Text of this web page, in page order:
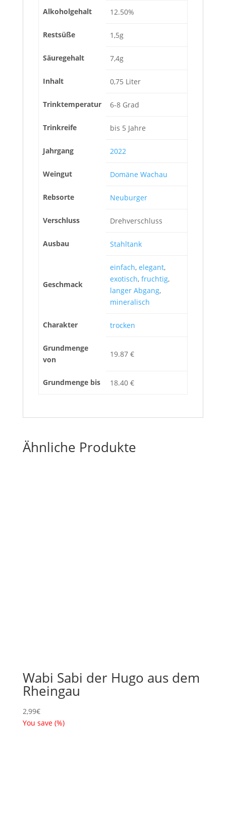
Alkoholgehalt 12.50%
Restsüße 1,5g
Säuregehalt 7,4g
Inhalt 0,75 Liter
Trinktemperatur 6-8 Grad
Trinkreife bis 5 Jahre
Jahrgang 2022
Weingut Domäne Wachau
Rebsorte Neuburger
Verschluss Drehverschluss
Ausbau Stahltank
Geschmack
einfach, elegant,
exotisch, fruchtig,
langer Abgang,
mineralisch
Charakter trocken
Grundmenge
von
19.87 €
Grundmenge bis 18.40 €
Ähnliche Produkte
Wabi Sabi der Hugo aus dem
Rheingau
2,99€
You save (%)